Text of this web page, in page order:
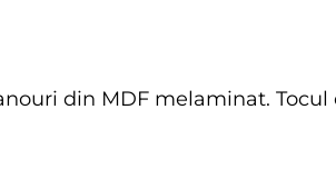
din MDF melaminat.